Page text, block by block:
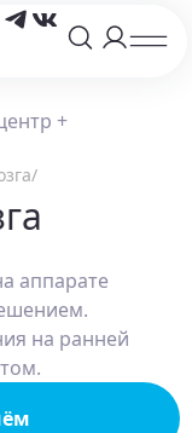
аппарате
на ранней